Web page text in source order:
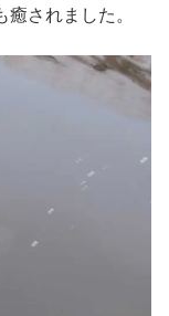
されました。